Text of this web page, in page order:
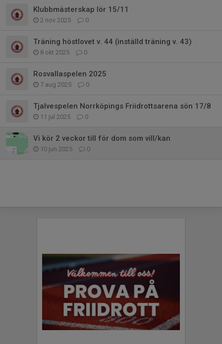
Klubbmästerskap lör 15/11
2 nov 2025 0
Träning höstlovet v. 44 (inställd träning v. 43)
8 okt 2025 0
Rosvallaspelen 2025
7 aug 2025 0
Tjalvespelen Norrköpings Friidrottsarena sön 17/8
11 jul 2025 0
Vi kör 2 veckor till för dom som vill/kan
10 jun 2025 0